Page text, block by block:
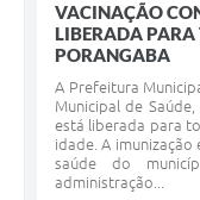
VACINAÇÃO
LIBERADA
PORANGABA
A Prefeitura
Municipal de
está liberada para
idade. A
saúde do
administração...